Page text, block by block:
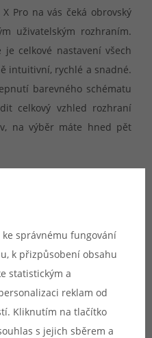
Pro na vás čeká obrovský
uživatelským rozhraním.
celkové nastavení všech
intuitivní, rychlé a snadné.
barevného schématu
celkový vzhled rozhraní
na výběr máte hned pět
ke správnému fungování
k přizpůsobení obsahu
statistickým a
reklam od
Kliknutím na tlačítko
s jejich sběrem a